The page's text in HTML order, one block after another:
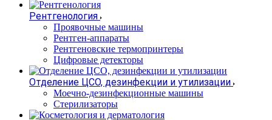
Рентгенология
Проявочные машины
Рентген-аппараты
Рентгеновские термопринтеры
Цифровые детекторы
Отделение ЦСО, дезинфекции и утилизации
Моечно-дезинфекционные машины
Стерилизаторы